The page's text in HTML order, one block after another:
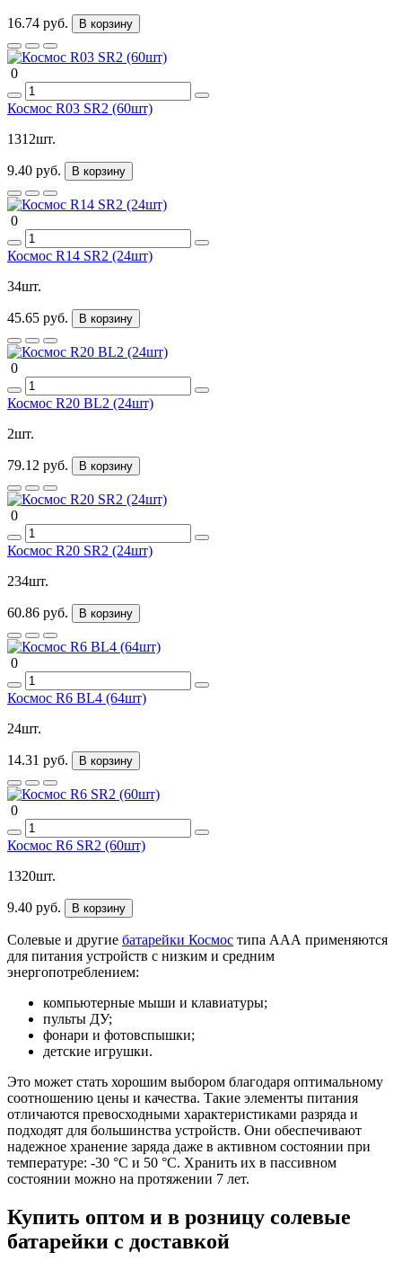
16.74 руб. В корзину
0
Космос R03 SR2 (60шт)
1312шт.
9.40 руб. В корзину
0
Космос R14 SR2 (24шт)
34шт.
45.65 руб. В корзину
0
Космос R20 BL2 (24шт)
2шт.
79.12 руб. В корзину
0
Космос R20 SR2 (24шт)
234шт.
60.86 руб. В корзину
0
Космос R6 BL4 (64шт)
24шт.
14.31 руб. В корзину
0
Космос R6 SR2 (60шт)
1320шт.
9.40 руб. В корзину
Солевые и другие батарейки Космос типа ААА применяются
для питания устройств с низким и средним
энергопотреблением:
компьютерные мыши и клавиатуры;
пульты ДУ;
фонари и фотовспышки;
детские игрушки.
Это может стать хорошим выбором благодаря оптимальному
соотношению цены и качества. Такие элементы питания
отличаются превосходными характеристиками разряда и
подходят для большинства устройств. Они обеспечивают
надежное хранение заряда даже в активном состоянии при
температуре: -30 °C и 50 °C. Хранить их в пассивном
состоянии можно на протяжении 7 лет.
Купить оптом и в розницу солевые
батарейки с доставкой